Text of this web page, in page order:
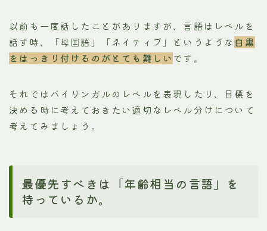
以前も一度話したことがありますが、言語はレベルを
話す時、「母国語」「ネイティブ」というような 白黒
をはっきり付けるのがとても難しい です。
それではバイリンガルのレベルを表現したり、目標を
決める時に考えておきたい適切なレベル分けについて
考えてみましょう。
最優先すべきは「年齢相当の言語」を
持っているか。